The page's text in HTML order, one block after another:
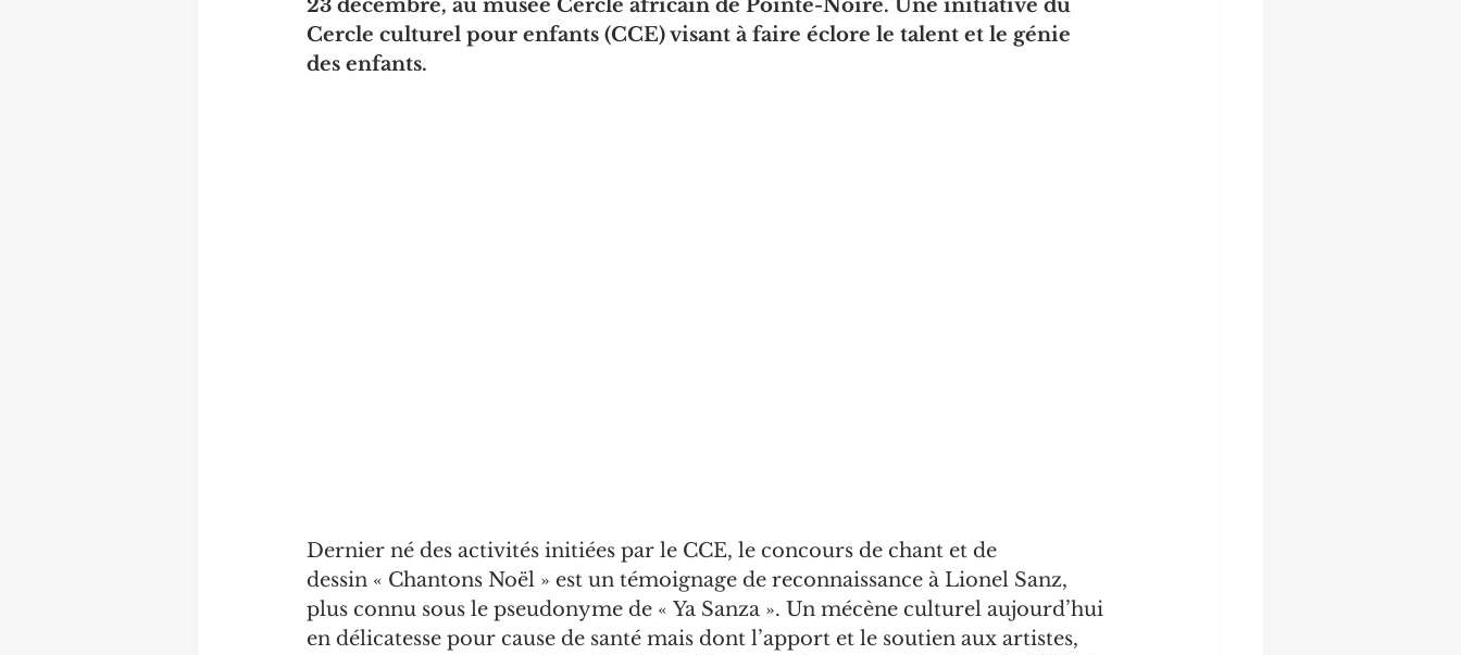
23 décembre, au musée Cercle africain de Pointe-Noire. Une initiative du
Cercle culturel pour enfants (CCE) visant à faire éclore le talent et le génie
des enfants.
Dernier né des activités initiées par le CCE, le concours de chant et de
dessin « Chantons Noël » est un témoignage de reconnaissance à Lionel Sanz,
plus connu sous le pseudonyme de « Ya Sanza ». Un mécène culturel aujourd’hui
en délicatesse pour cause de santé mais dont l’apport et le soutien aux artistes,